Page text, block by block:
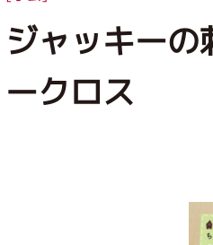
ジャッキー
ークロス
絵本・作家紹介
グッズインフォ